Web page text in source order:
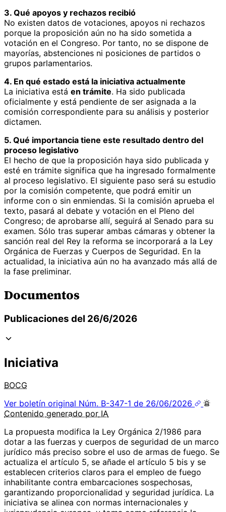
3. Qué apoyos y rechazos recibió
No existen datos de votaciones, apoyos ni rechazos
porque la proposición aún no ha sido sometida a
votación en el Congreso. Por tanto, no se dispone de
mayorías, abstenciones ni posiciones de partidos o
grupos parlamentarios.
4. En qué estado está la iniciativa actualmente
La iniciativa está en trámite. Ha sido publicada
oficialmente y está pendiente de ser asignada a la
comisión correspondiente para su análisis y posterior
dictamen.
5. Qué importancia tiene este resultado dentro del
proceso legislativo
El hecho de que la proposición haya sido publicada y
esté en trámite significa que ha ingresado formalmente
al proceso legislativo. El siguiente paso será su estudio
por la comisión competente, que podrá emitir un
informe con o sin enmiendas. Si la comisión aprueba el
texto, pasará al debate y votación en el Pleno del
Congreso; de aprobarse allí, seguirá al Senado para su
examen. Sólo tras superar ambas cámaras y obtener la
sanción real del Rey la reforma se incorporará a la Ley
Orgánica de Fuerzas y Cuerpos de Seguridad. En la
actualidad, la iniciativa aún no ha avanzado más allá de
la fase preliminar.
Documentos
Publicaciones del 26/6/2026
Iniciativa
BOCG
Ver boletín original Núm. B-347-1 de 26/06/2026
Contenido generado por IA
La propuesta modifica la Ley Orgánica 2/1986 para
dotar a las fuerzas y cuerpos de seguridad de un marco
jurídico más preciso sobre el uso de armas de fuego. Se
actualiza el artículo 5, se añade el artículo 5 bis y se
establecen criterios claros para el empleo de fuego
inhabilitante contra embarcaciones sospechosas,
garantizando proporcionalidad y seguridad jurídica. La
iniciativa se alinea con normas internacionales y